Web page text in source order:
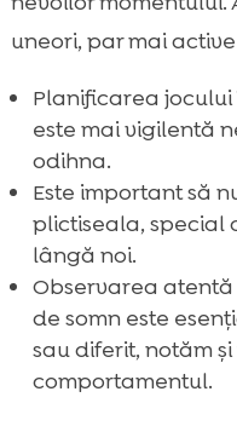
uneori, par mai
Planificarea
este mai vigilentă
odihna.
Este important să
plictiseala, special
lângă noi.
Observarea
de somn este
sau diferit, notăm
comportamentul.